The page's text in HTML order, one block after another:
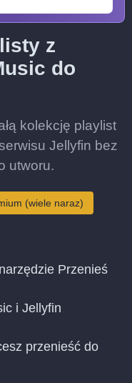
z
do
kolekcję playlist
Jellyfin bez
utworu.
(wiele naraz)
Przenieś
i Jellyfin
przenieść do